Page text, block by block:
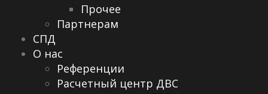
Прочее
Партнерам
СПД
О нас
Референции
Расчетный центр ДВС